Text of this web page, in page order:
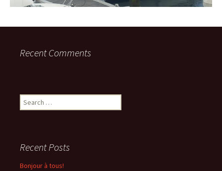
Recent Comments
Search
for:
Recent Posts
Bonjour à tous!